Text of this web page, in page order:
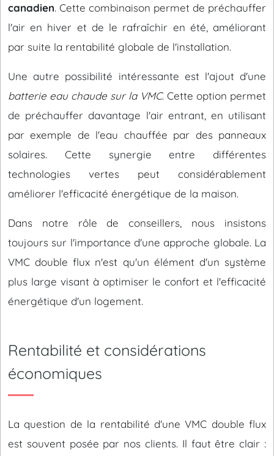
canadien. Cette combinaison permet de préchauffer
l'air en hiver et de le rafraîchir en été, améliorant
par suite la rentabilité globale de l'installation.
Une autre possibilité intéressante est l'ajout d'une
batterie eau chaude sur la VMC. Cette option permet
de préchauffer davantage l'air entrant, en utilisant
par exemple de l'eau chauffée par des panneaux
solaires. Cette synergie entre différentes
technologies vertes peut considérablement
améliorer l'efficacité énergétique de la maison.
Dans notre rôle de conseillers, nous insistons
toujours sur l'importance d'une approche globale. La
VMC double flux n'est qu'un élément d'un système
plus large visant à optimiser le confort et l'efficacité
énergétique d'un logement.
Rentabilité et considérations
économiques
La question de la rentabilité d'une VMC double flux
est souvent posée par nos clients. Il faut être clair :